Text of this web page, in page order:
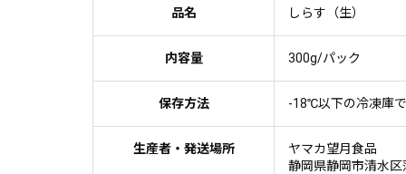
品名 しらす（生）
内容量 300g/パック
保存方法 -18℃以下の冷凍庫
生産者・発送場所
ヤマカ望月食品
静岡県静岡市清水区